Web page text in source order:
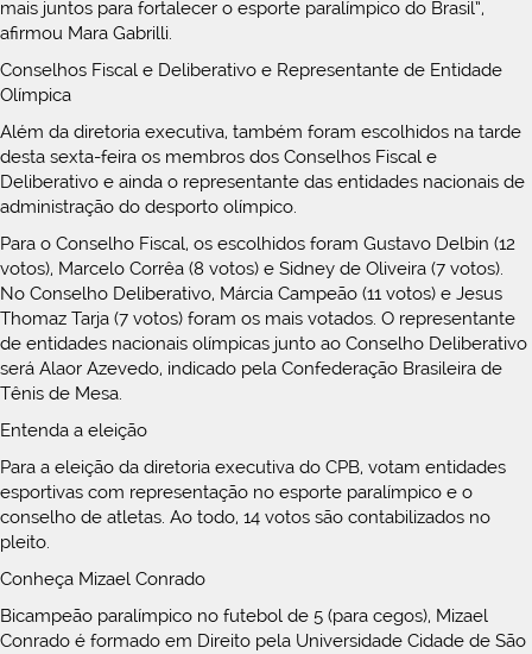
mais juntos para fortalecer o esporte paralímpico do Brasil”,
afirmou Mara Gabrilli.
Conselhos Fiscal e Deliberativo e Representante de Entidade
Olímpica
Além da diretoria executiva, também foram escolhidos na tarde
desta sexta-feira os membros dos Conselhos Fiscal e
Deliberativo e ainda o representante das entidades nacionais de
administração do desporto olímpico.
Para o Conselho Fiscal, os escolhidos foram Gustavo Delbin (12
votos), Marcelo Corrêa (8 votos) e Sidney de Oliveira (7 votos).
No Conselho Deliberativo, Márcia Campeão (11 votos) e Jesus
Thomaz Tarja (7 votos) foram os mais votados. O representante
de entidades nacionais olímpicas junto ao Conselho Deliberativo
será Alaor Azevedo, indicado pela Confederação Brasileira de
Tênis de Mesa.
Entenda a eleição
Para a eleição da diretoria executiva do CPB, votam entidades
esportivas com representação no esporte paralímpico e o
conselho de atletas. Ao todo, 14 votos são contabilizados no
pleito.
Conheça Mizael Conrado
Bicampeão paralímpico no futebol de 5 (para cegos), Mizael
Conrado é formado em Direito pela Universidade Cidade de São